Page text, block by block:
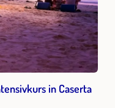
in Caserta